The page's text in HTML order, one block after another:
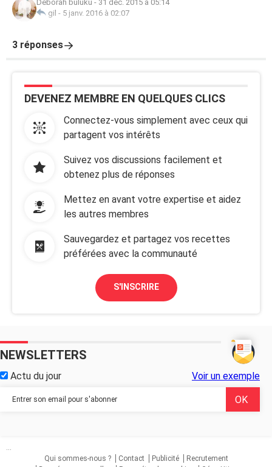
Deborah buluku - 31 déc. 2015 à 05:14
gil - 5 janv. 2016 à 02:07
3 réponses
DEVENEZ MEMBRE EN QUELQUES CLICS
Connectez-vous simplement avec ceux qui
partagent vos intérêts
Suivez vos discussions facilement et
obtenez plus de réponses
Mettez en avant votre expertise et aidez
les autres membres
Sauvegardez et partagez vos recettes
préférées avec la communauté
S'INSCRIRE
NEWSLETTERS
Actu du jour Voir un exemple
...
Qui sommes-nous ?
Contact Publicité
Recrutement